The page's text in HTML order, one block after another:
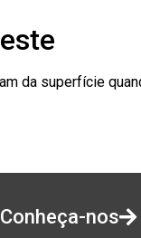
da superfície
Conheça-nos